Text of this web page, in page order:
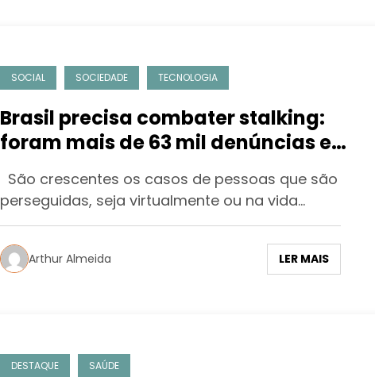
SOCIAL SOCIEDADE TECNOLOGIA
Brasil precisa combater stalking:
foram mais de 63 mil denúncias em
2022
São crescentes os casos de pessoas que são
perseguidas, seja virtualmente ou na vida…
Arthur Almeida LER MAIS
DESTAQUE SAÚDE